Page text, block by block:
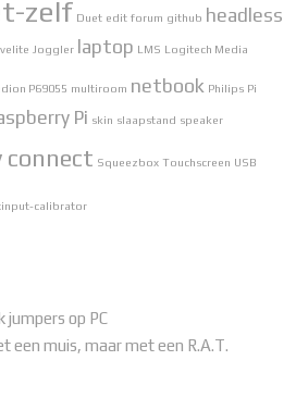
zelf Duet edit forum github headless
Joggler laptop LMS Logitech Media
P69055 multiroom netbook Philips Pi
Pi skin slaapstand speaker
Squeezbox Touchscreen USB
calibrator
jumpers op PC
een muis, maar met een R.A.T.